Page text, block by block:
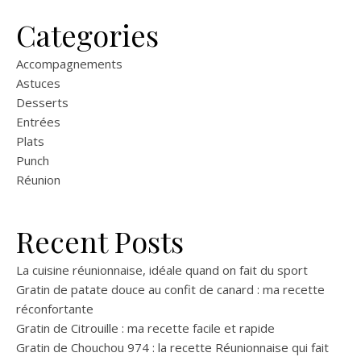
Categories
Accompagnements
Astuces
Desserts
Entrées
Plats
Punch
Réunion
Recent Posts
La cuisine réunionnaise, idéale quand on fait du sport
Gratin de patate douce au confit de canard : ma recette
réconfortante
Gratin de Citrouille : ma recette facile et rapide
Gratin de Chouchou 974 : la recette Réunionnaise qui fait